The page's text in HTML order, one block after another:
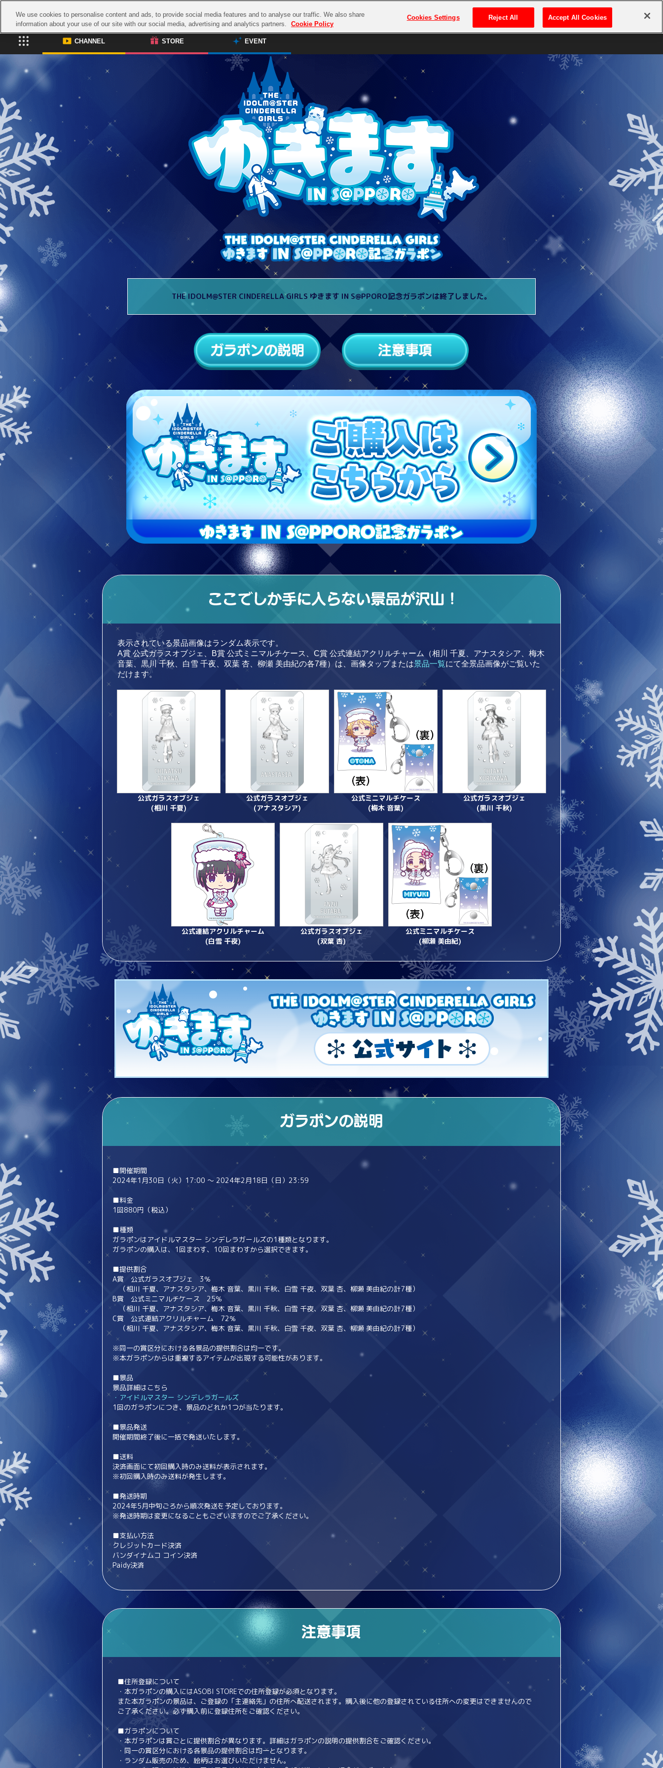
プレミアム会員とは
CHANNEL STORE EVENT
CHANNEL STORE
ASOBI STORE TOP
電子書籍
CD / Blu-ray
EVENT
ASOBI TICKET
ASOBI STAGE
その他先行受付
プレミアム会員とは
THE IDOLM@STER CINDERELLA GIRLS ゆきます IN S@PPORO記念ガラポンは終了しました。
表示されている景品画像はランダム表示です。
A賞 公式ガラスオブジェ、B賞 公式ミニマルチケース、C賞 公式連結アクリルチャーム（相川 千夏、アナスタシア、梅木
音葉、黒川 千秋、白雪 千夜、双葉 杏、柳瀬 美由紀の各7種）は、画像タップまたは景品一覧にて全景品画像がご覧いた
だけます。
公式ガラスオブジェ
(相川 千夏)
公式ガラスオブジェ
(アナスタシア)
公式ミニマルチケース
(梅木 音葉)
公式ガラスオブジェ
(黒川 千秋)
公式連結アクリルチャーム
(白雪 千夜)
公式ガラスオブジェ
(双葉 杏)
公式ミニマルチケース
(柳瀬 美由紀)
■開催期間
2024年1月30日（火）17:00 ～ 2024年2月18日（日）23:59
■料金
1回880円（税込）
■種類
ガラポンはアイドルマスター シンデレラガールズの1種類となります。
ガラポンの購入は、1回まわす、10回まわすから選択できます。
■提供割合
A賞 公式ガラスオブジェ 3％
（相川 千夏、アナスタシア、梅木 音葉、黒川 千秋、白雪 千夜、双葉 杏、柳瀬 美由紀の計7種）
B賞 公式ミニマルチケース 25％
（相川 千夏、アナスタシア、梅木 音葉、黒川 千秋、白雪 千夜、双葉 杏、柳瀬 美由紀の計7種）
C賞 公式連結アクリルチャーム 72％
（相川 千夏、アナスタシア、梅木 音葉、黒川 千秋、白雪 千夜、双葉 杏、柳瀬 美由紀の計7種）
※同一の賞区分における各景品の提供割合は均一です。
※本ガラポンからは重複するアイテムが出現する可能性があります。
■景品
景品詳細はこちら
・アイドルマスター シンデレラガールズ
1回のガラポンにつき、景品のどれか1つが当たります。
■景品発送
開催期間終了後に一括で発送いたします。
■送料
決済画面にて初回購入時のみ送料が表示されます。
※初回購入時のみ送料が発生します。
■発送時期
2024年5月中旬ごろから順次発送を予定しております。
※発送時期は変更になることもございますのでご了承ください。
■支払い方法
クレジットカード決済
バンダイナムコ コイン決済
Paidy決済
■住所登録について
・本ガラポンの購入にはASOBI STOREでの住所登録が必須となります。
また本ガラポンの景品は、ご登録の「主連絡先」の住所へ配送されます。購入後に他の登録されている住所への変更はできませんので
ご了承ください。必ず購入前に登録住所をご確認ください。
■ガラポンについて
・本ガラポンは賞ごとに提供割合が異なります。詳細はガラポンの説明の提供割合をご確認ください。
・同一の賞区分における各景品の提供割合は均一となります。
・ランダム販売のため、絵柄はお選びいただけません。
We use cookies to personalise content and ads, to provide social media features and to analyse our traffic. We also share
information about your use of our site with our social media, advertising and analytics partners.
Cookie Policy
Cookies Settings Reject All Accept All Cookies